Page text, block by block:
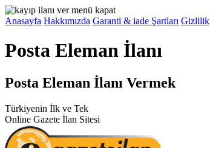
Anasayfa Hakkımızda Garanti & iade Şartları Gizlilik
Posta Eleman İlanı
Posta Eleman İlanı Vermek
Türkiyenin İlk ve Tek
Online Gazete İlan Sitesi